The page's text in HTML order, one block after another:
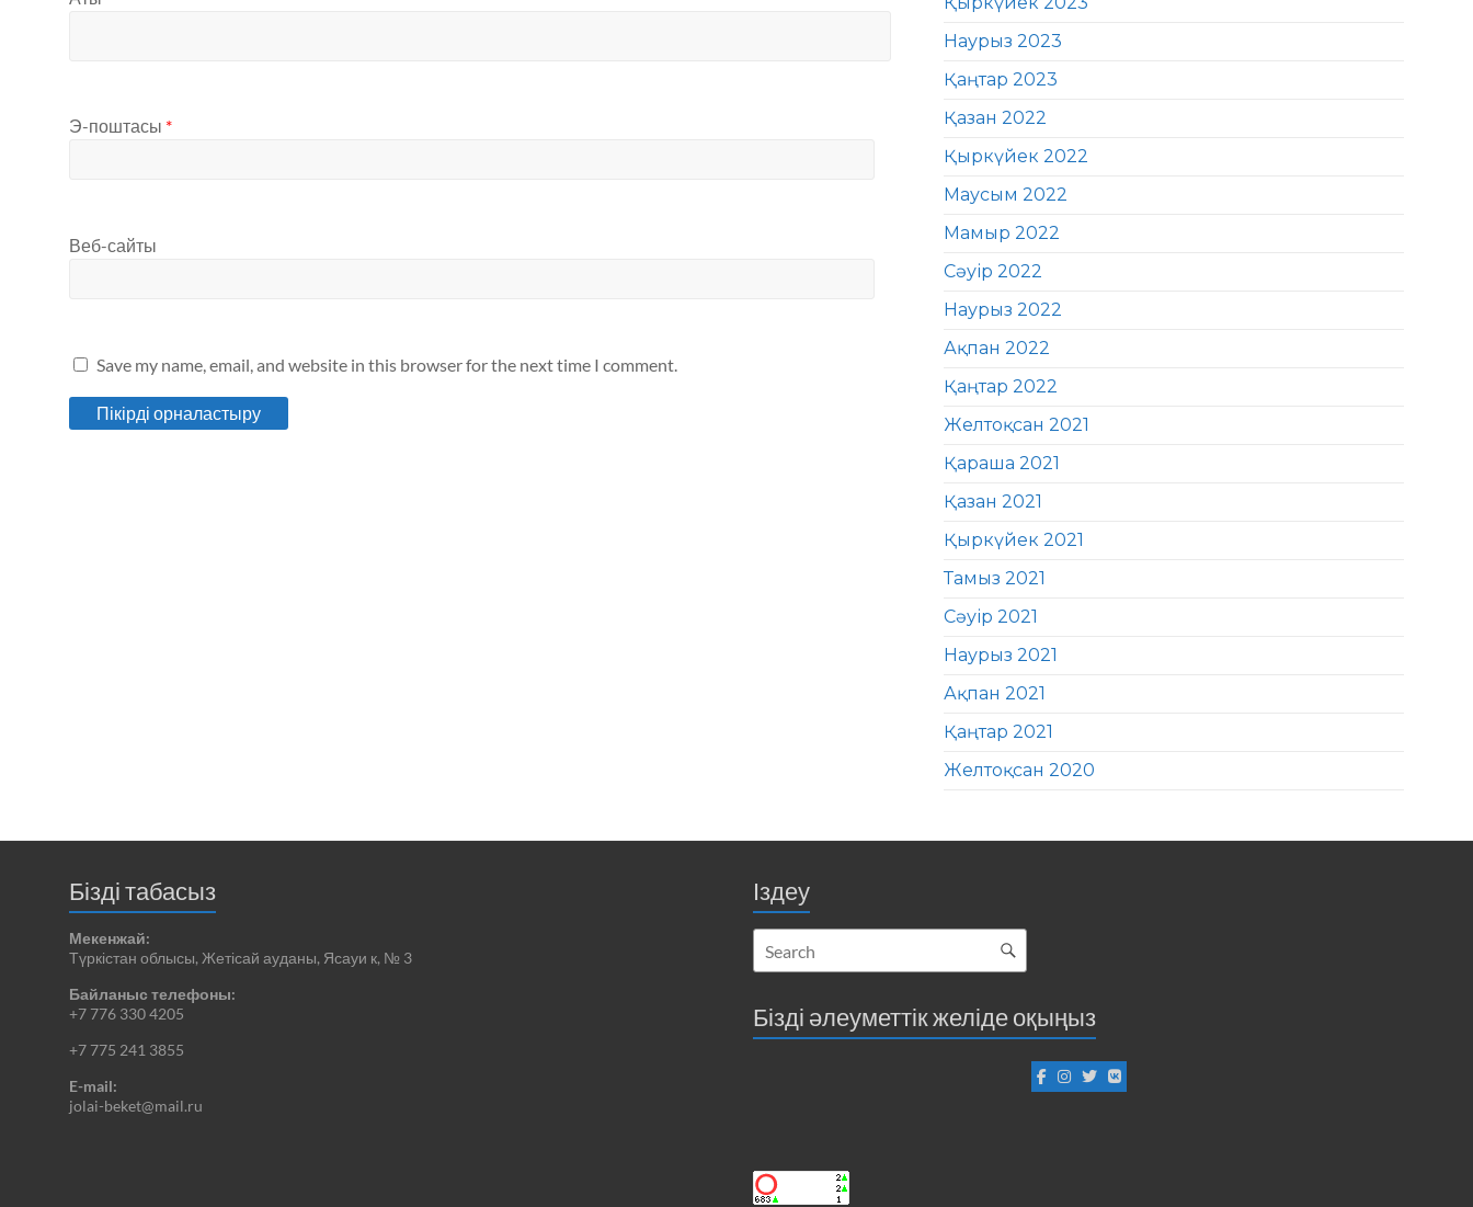
Э-поштасы *
Веб-сайты
Save my name, email, and website in this browser for the next time I comment.
Наурыз 2023
Қаңтар 2023
Қазан 2022
Қыркүйек 2022
Маусым 2022
Мамыр 2022
Сәуір 2022
Наурыз 2022
Ақпан 2022
Қаңтар 2022
Желтоқсан 2021
Қараша 2021
Қазан 2021
Қыркүйек 2021
Тамыз 2021
Сәуір 2021
Наурыз 2021
Ақпан 2021
Қаңтар 2021
Желтоқсан 2020
Бізді табасыз
Мекенжай:
Түркістан облысы, Жетісай ауданы, Ясауи к, № 3
Байланыс телефоны:
+7 776 330 4205
+7 775 241 3855
E-mail:
jolai-beket@mail.ru
Іздеу
Бізді әлеуметтік желіде оқыңыз